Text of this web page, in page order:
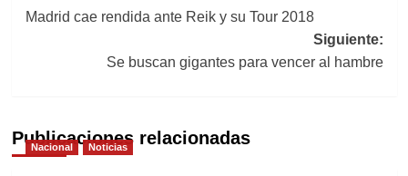
de
entradas
Madrid cae rendida ante Reik y su Tour 2018
Siguiente:
Se buscan gigantes para vencer al hambre
Publicaciones relacionadas
Nacional Noticias